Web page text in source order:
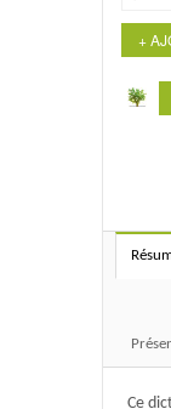
+
Ce